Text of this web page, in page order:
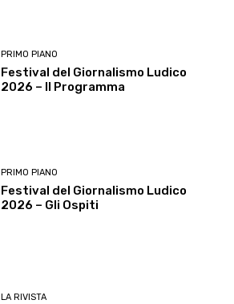
PRIMO PIANO
Festival del Giornalismo Ludico
2026 – Il Programma
PRIMO PIANO
Festival del Giornalismo Ludico
2026 – Gli Ospiti
LA RIVISTA